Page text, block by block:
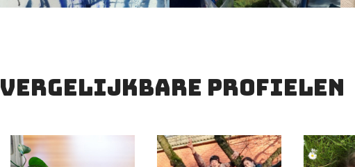
vergelijkbare profielen